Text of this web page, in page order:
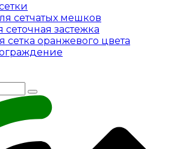
сеточная застежка